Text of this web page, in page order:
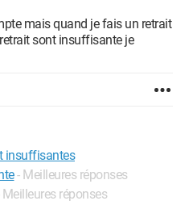
mais quand je fais un retrait
sont insuffisante je
insuffisantes
- Meilleures réponses
Meilleures réponses